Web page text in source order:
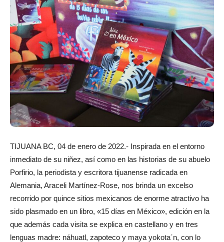
TIJUANA BC, 04 de enero de 2022.- Inspirada en el entorno
inmediato de su niñez, así como en las historias de su abuelo
Porfirio, la periodista y escritora tijuanense radicada en
Alemania, Araceli Martínez-Rose, nos brinda un excelso
recorrido por quince sitios mexicanos de enorme atractivo ha
sido plasmado en un libro, «15 días en México», edición en la
que además cada visita se explica en castellano y en tres
lenguas madre: náhuatl, zapoteco y maya yokota´n, con lo